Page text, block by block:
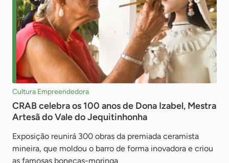
Cultura Empreendedora
CRAB celebra os 100 anos de Dona Izabel, Mestra
Artesã do Vale do Jequitinhonha
Exposição reunirá 300 obras da premiada ceramista
mineira, que moldou o barro de forma inovadora e criou
as famosas bonecas-moringa